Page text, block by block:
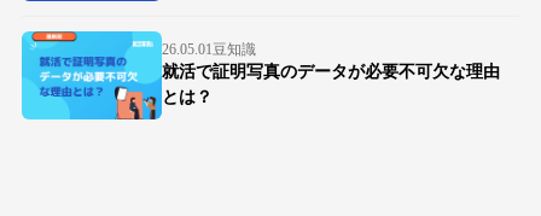
26.05.01豆知識
就活で証明写真のデータが必要不可欠な理由
とは？